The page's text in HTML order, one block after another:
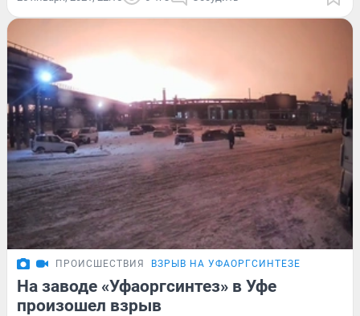
ПРОИСШЕСТВИЯ ВЗРЫВ НА УФАОРГСИНТЕЗЕ
На заводе «Уфаоргсинтез» в Уфе
произошел взрыв